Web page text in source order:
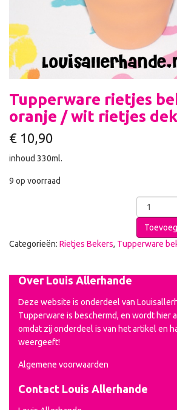
Tupperware rietjes
oranje / wit rietjes
€ 10,90
inhoud 330ml.
9 op voorraad
Categorieën: Rietjes Bekers, Tupperware
Over Louis Allerhande
Deze website is onderdeel van
Tupperware is beschermd, en wordt hier
omdat zij onderdeel is van het artikel en
weergeeft!
Algemene voorwaarden
Contact Louis Allerhande